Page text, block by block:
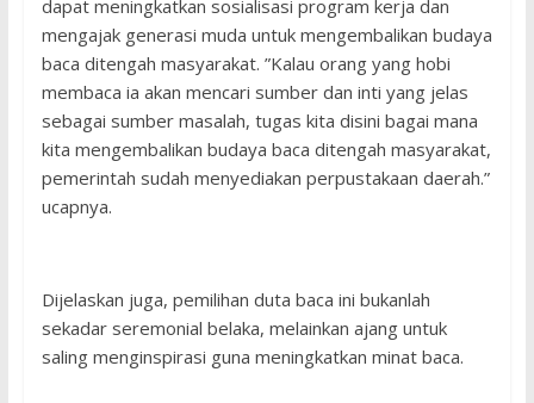
dapat meningkatkan sosialisasi program kerja dan
mengajak generasi muda untuk mengembalikan budaya
baca ditengah masyarakat. ”Kalau orang yang hobi
membaca ia akan mencari sumber dan inti yang jelas
sebagai sumber masalah, tugas kita disini bagai mana
kita mengembalikan budaya baca ditengah masyarakat,
pemerintah sudah menyediakan perpustakaan daerah.”
ucapnya.
Dijelaskan juga, pemilihan duta baca ini bukanlah
sekadar seremonial belaka, melainkan ajang untuk
saling menginspirasi guna meningkatkan minat baca.